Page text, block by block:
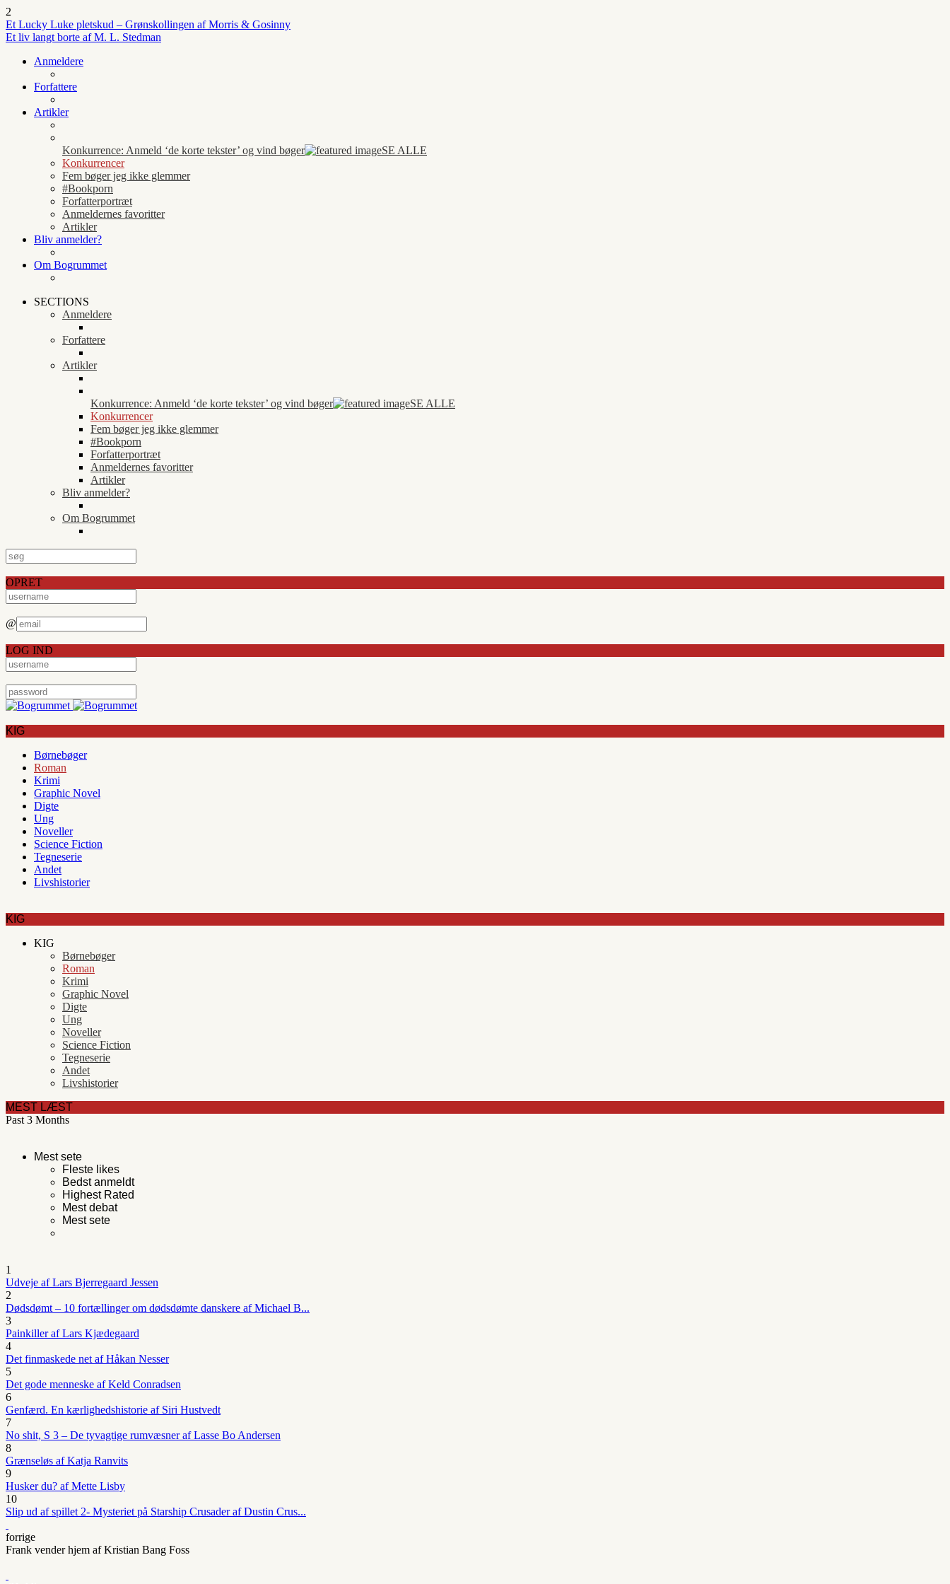
2
Et Lucky Luke pletskud – Grønskollingen af Morris & Gosinny
Et liv langt borte af M. L. Stedman
Anmeldere
Forfattere
Artikler
Konkurrence: Anmeld ‘de korte tekster’ og vind bøger
SE ALLE
Konkurrencer
Fem bøger jeg ikke glemmer
#Bookporn
Forfatterportræt
Anmeldernes favoritter
Artikler
Bliv anmelder?
Om Bogrummet
SECTIONS
Anmeldere
Forfattere
Artikler
Konkurrence: Anmeld ‘de korte tekster’ og vind bøger
SE ALLE
Konkurrencer
Fem bøger jeg ikke glemmer
#Bookporn
Forfatterportræt
Anmeldernes favoritter
Artikler
Bliv anmelder?
Om Bogrummet
OPRET
@
LOG IND
KIG
Børnebøger
Roman
Krimi
Graphic Novel
Digte
Ung
Noveller
Science Fiction
Tegneserie
Andet
Livshistorier
KIG
KIG
Børnebøger
Roman
Krimi
Graphic Novel
Digte
Ung
Noveller
Science Fiction
Tegneserie
Andet
Livshistorier
MEST LÆST
Past 3 Months
Mest sete
Fleste likes
Bedst anmeldt
Highest Rated
Mest debat
Mest sete
1
Udveje af Lars Bjerregaard Jessen
2
Dødsdømt – 10 fortællinger om dødsdømte danskere af Michael B...
3
Painkiller af Lars Kjædegaard
4
Det finmaskede net af Håkan Nesser
5
Det gode menneske af Keld Conradsen
6
Genfærd. En kærlighedshistorie af Siri Hustvedt
7
No shit, S 3 – De tyvagtige rumvæsner af Lasse Bo Andersen
8
Grænseløs af Katja Ranvits
9
Husker du? af Mette Lisby
10
Slip ud af spillet 2- Mysteriet på Starship Crusader af Dustin Crus...
forrige
Frank vender hjem af Kristian Bang Foss